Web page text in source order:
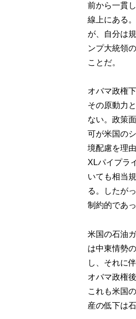
前から一貫
線上にある
が、自分は
ンプ大統領
ことだ。
オバマ政権
その原動力
ない。政策
可が米国の
境配慮を理
XLパイプラ
いても相当
る。したが
制約的であ
米国の石油
は中東情勢
し、それに
オバマ政権
これも米国
産の低下は